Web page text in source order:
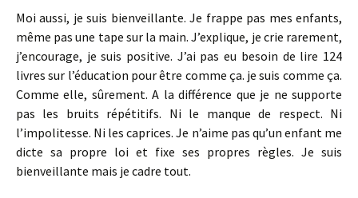
Moi aussi, je suis bienveillante. Je frappe pas mes enfants,
même pas une tape sur la main. J’explique, je crie rarement,
j’encourage, je suis positive. J’ai pas eu besoin de lire 124
livres sur l’éducation pour être comme ça. je suis comme ça.
Comme elle, sûrement. A la différence que je ne supporte
pas les bruits répétitifs. Ni le manque de respect. Ni
l’impolitesse. Ni les caprices. Je n’aime pas qu’un enfant me
dicte sa propre loi et fixe ses propres règles. Je suis
bienveillante mais je cadre tout.